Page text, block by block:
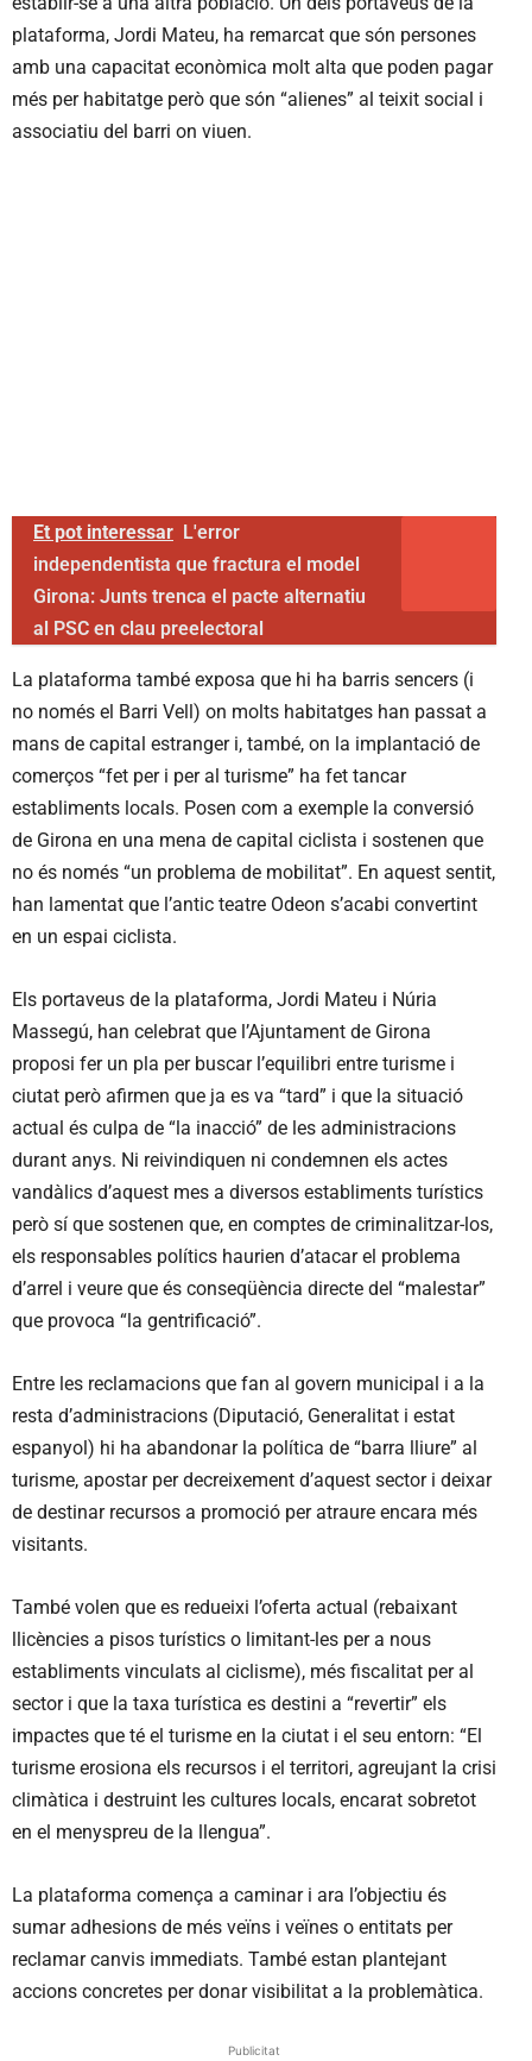
plataforma, Jordi Mateu, ha remarcat que són persones
amb una capacitat econòmica molt alta que poden pagar
més per habitatge però que són “alienes” al teixit social i
associatiu del barri on viuen.
Et pot interessar L'error
independentista que fractura el model
Girona: Junts trenca el pacte alternatiu
al PSC en clau preelectoral
La plataforma també exposa que hi ha barris sencers (i
no només el Barri Vell) on molts habitatges han passat a
mans de capital estranger i, també, on la implantació de
comerços “fet per i per al turisme” ha fet tancar
establiments locals. Posen com a exemple la conversió
de Girona en una mena de capital ciclista i sostenen que
no és només “un problema de mobilitat”. En aquest sentit,
han lamentat que l’antic teatre Odeon s’acabi convertint
en un espai ciclista.
Els portaveus de la plataforma, Jordi Mateu i Núria
Massegú, han celebrat que l’Ajuntament de Girona
proposi fer un pla per buscar l’equilibri entre turisme i
ciutat però afirmen que ja es va “tard” i que la situació
actual és culpa de “la inacció” de les administracions
durant anys. Ni reivindiquen ni condemnen els actes
vandàlics d’aquest mes a diversos establiments turístics
però sí que sostenen que, en comptes de criminalitzar-los,
els responsables polítics haurien d’atacar el problema
d’arrel i veure que és conseqüència directe del “malestar”
que provoca “la gentrificació”.
Entre les reclamacions que fan al govern municipal i a la
resta d’administracions (Diputació, Generalitat i estat
espanyol) hi ha abandonar la política de “barra lliure” al
turisme, apostar per decreixement d’aquest sector i deixar
de destinar recursos a promoció per atraure encara més
visitants.
També volen que es redueixi l’oferta actual (rebaixant
llicències a pisos turístics o limitant-les per a nous
establiments vinculats al ciclisme), més fiscalitat per al
sector i que la taxa turística es destini a “revertir” els
impactes que té el turisme en la ciutat i el seu entorn: “El
turisme erosiona els recursos i el territori, agreujant la crisi
climàtica i destruint les cultures locals, encarat sobretot
en el menyspreu de la llengua”.
La plataforma comença a caminar i ara l’objectiu és
sumar adhesions de més veïns i veïnes o entitats per
reclamar canvis immediats. També estan plantejant
accions concretes per donar visibilitat a la problemàtica.
Publicitat